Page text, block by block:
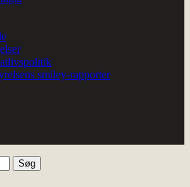
smiley-rapporter